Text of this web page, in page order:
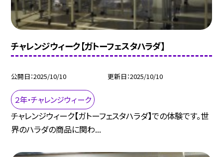
チャレンジウィーク【ガトーフェスタハラダ】
公開日 2025/10/10 更新日 2025/10/10
２年・チャレンジウィーク
チャレンジウィーク【ガトーフェスタハラダ】での体験です。世
界のハラダの商品に関わ...